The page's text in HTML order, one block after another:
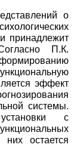
о
принадлежит
П.К.
формированию
эффект
системы.
с
остается